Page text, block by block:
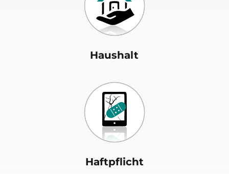
Haushalt
Haftpflicht